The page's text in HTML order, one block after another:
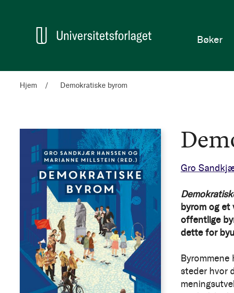
Hjem
Bøker
Hjem Demokratiske byrom
Gro
byrom og et
offentlige
dette for
steder hvor